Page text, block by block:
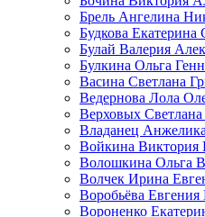
Брель Ангелина
Будкова Екатерина
Булай Валерия
Булкина Ольга
Васина Светлана
Ведернова Лола
Верховых Светлана
Владанец
Войкина Виктория
Волошкина Ольга
Волчек Ирина
Воробьёва Евгения
Вороненко